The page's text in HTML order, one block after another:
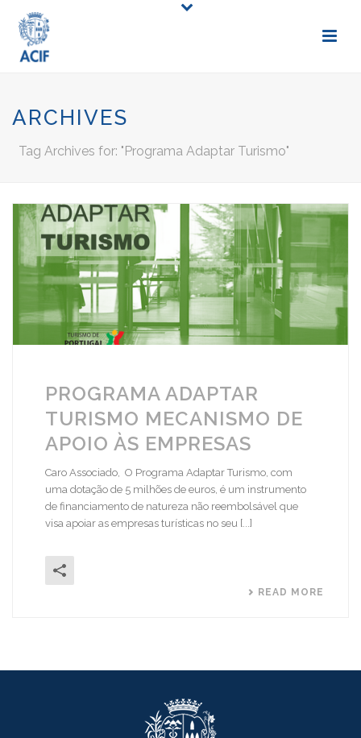
ARCHIVES
Tag Archives for: "Programa Adaptar Turismo"
PROGRAMA ADAPTAR
TURISMO MECANISMO DE
APOIO ÀS EMPRESAS
Caro Associado, O Programa Adaptar Turismo, com
uma dotação de 5 milhões de euros, é um instrumento
de financiamento de natureza não reembolsável que
visa apoiar as empresas turísticas no seu [...]
READ MORE